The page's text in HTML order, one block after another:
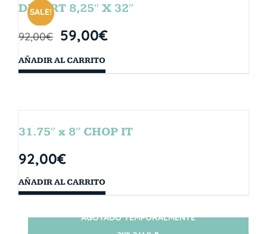
SALE!
DESERT 8,25″ X 32″
92,00€ 59,00€
AÑADIR AL CARRITO
31.75″ x 8″ CHOP IT
92,00€
AÑADIR AL CARRITO
AGOTADO TEMPORALMENTE